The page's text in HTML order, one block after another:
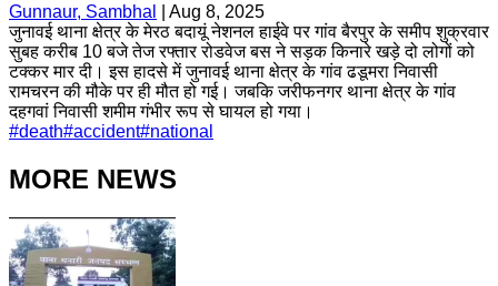
Gunnaur, Sambhal
Aug 8, 2025
जुनावई थाना क्षेत्र के मेरठ बदायूं नेशनल हाईवे पर गांव बैरपुर के समीप शुक्रवार
सुबह करीब 10 बजे तेज रफ्तार रोडवेज बस ने सड़क किनारे खड़े दो लोगों को
टक्कर मार दी। इस हादसे में जुनावई थाना क्षेत्र के गांव ढडूमरा निवासी
रामचरन की मौके पर ही मौत हो गई। जबकि जरीफनगर थाना क्षेत्र के गांव
दहगवां निवासी शमीम गंभीर रूप से घायल हो गया।
#death#accident#national
MORE NEWS